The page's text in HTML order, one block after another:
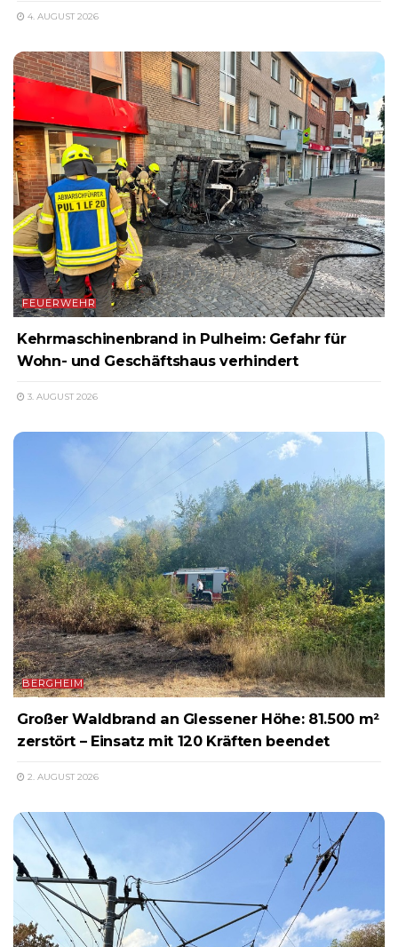
4. AUGUST 2026
FEUERWEHR
Kehrmaschinenbrand in Pulheim: Gefahr für
Wohn- und Geschäftshaus verhindert
3. AUGUST 2026
BERGHEIM
Großer Waldbrand an Glessener Höhe: 81.500 m²
zerstört – Einsatz mit 120 Kräften beendet
2. AUGUST 2026